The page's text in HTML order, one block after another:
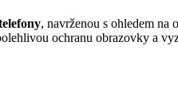
, navrženou s ohledem na
ochranu obrazovky a